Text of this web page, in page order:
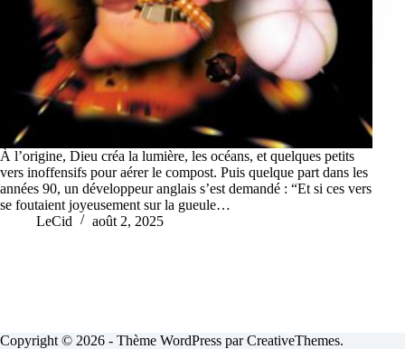
À l’origine, Dieu créa la lumière, les océans, et quelques petits
vers inoffensifs pour aérer le compost. Puis quelque part dans les
années 90, un développeur anglais s’est demandé : “Et si ces vers
se foutaient joyeusement sur la gueule…
LeCid
août 2, 2025
Copyright © 2026 - Thème WordPress parCreativeThemes.